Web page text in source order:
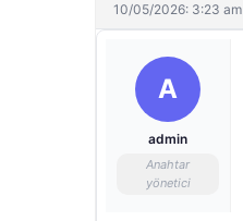
10/05/2026: 3:23 am
A
admin
Anahtar
yönetici